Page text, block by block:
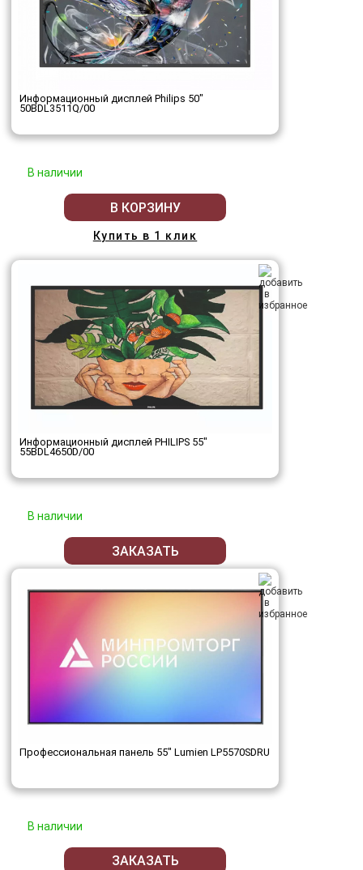
Информационный дисплей Philips 50"
50BDL3511Q/00
В наличии
В КОРЗИНУ
Купить в 1 клик
Информационный дисплей PHILIPS 55"
55BDL4650D/00
В наличии
ЗАКАЗАТЬ
Профессиональная панель 55" Lumien LP5570SDRU
В наличии
ЗАКАЗАТЬ